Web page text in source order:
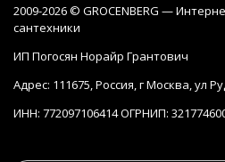
2009-2026 © GROCENBERG —
сантехники
ИП Погосян Норайр Грантович
Адрес: 111675, Россия, г Москва, ул
ИНН: 772097106414 ОГРНИП: